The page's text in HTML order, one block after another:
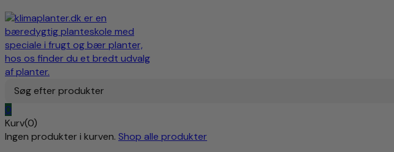
Søg efter produkter
0
Kurv(0)
Ingen produkter i kurven. Shop alle produkter